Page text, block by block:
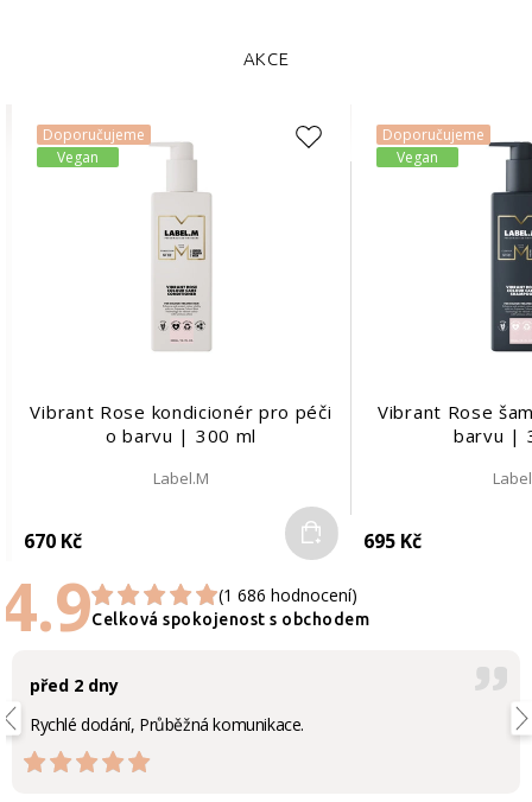
AKCE
Doporučujeme
Vegan
Vibrant Rose kondicionér pro péči
o barvu | 300 ml
Label.M
670 Kč Do košíku
Doporučujeme
Vegan
Vibrant Rose
barvu |
695 Kč
4.9 (1 686 hodnocení)
Celková spokojenost s obchodem
před 2 dny
Rychlé dodání, Průběžná komunikace.